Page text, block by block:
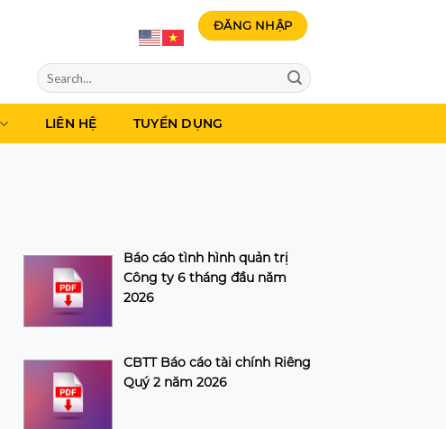
ĐĂNG NHẬP
LIÊN HỆ TUYỂN DỤNG
Báo cáo tình hình quản trị
Công ty 6 tháng đầu năm
2026
CBTT Báo cáo tài chính Riêng
Quý 2 năm 2026